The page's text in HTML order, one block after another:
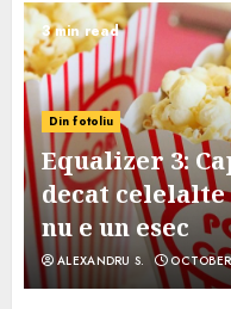
3 min read
Din fotoliu
Equalizer 3:
decat
nu e un esec
ALEXANDRU S.